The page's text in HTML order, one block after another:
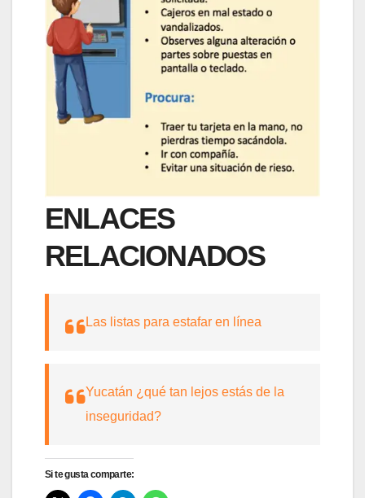
ENLACES
RELACIONADOS
Las listas para estafar en línea
Yucatán ¿qué tan lejos estás de la
inseguridad?
Si te gusta comparte: